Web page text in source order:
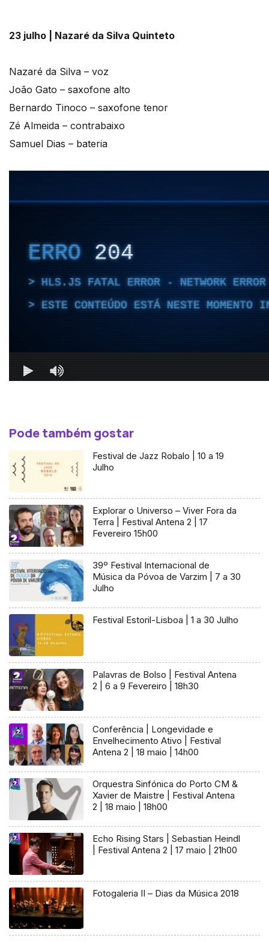
23 julho | Nazaré da Silva Quinteto
Nazaré da Silva – voz
João Gato – saxofone alto
Bernardo Tinoco – saxofone tenor
Zé Almeida – contrabaixo
Samuel Dias – bateria
Pode também gostar
Festival de Jazz Robalo | 10 a 19
Julho
Explorar o Universo – Viver Fora da
Terra | Festival Antena 2 | 17
Fevereiro 15h00
39º Festival Internacional de
Música da Póvoa de Varzim | 7 a 30
Julho
Festival Estoril-Lisboa | 1 a 30 Julho
Palavras de Bolso | Festival Antena
2 | 6 a 9 Fevereiro | 18h30
Conferência | Longevidade e
Envelhecimento Ativo | Festival
Antena 2 | 18 maio | 14h00
Orquestra Sinfónica do Porto CM &
Xavier de Maistre | Festival Antena
2 | 18 maio | 18h00
Echo Rising Stars | Sebastian Heindl
| Festival Antena 2 | 17 maio | 21h00
Fotogaleria II – Dias da Música 2018